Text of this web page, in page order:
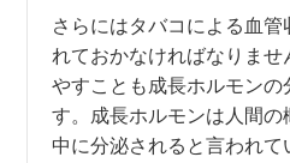
さらにはタバコによる血管
れておかなければなりま
やすことも成長ホルモン
す。成長ホルモンは人間
中に分泌されると言われ